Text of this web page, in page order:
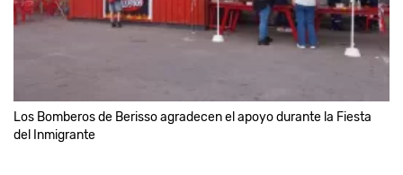
Los Bomberos de Berisso agradecen el apoyo durante la Fiesta
del Inmigrante